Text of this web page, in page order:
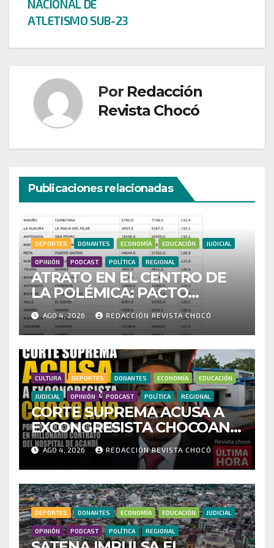
NACIONAL DE
ATLETISMO SUB-23
Por Redacción
Revista Chocó
Publicaciones relacionadas
DEPORTES DONANTES ECONOMÍA EDUCACIÓN JUDICIAL
OPINIÓN PODCAST POLÍTICA REGIONAL
ATRATO EN EL CENTRO DE
LA POLÉMICA: PACTO
HISTÓRICO CUESTIONA
CENSO ELECTORAL Y PIDE
INVESTIGAR PRESUNTO
FRAUDE
AGO 4, 2026 REDACCIÓN REVISTA CHOCÓ
CULTURA DEPORTES DONANTES ECONOMÍA EDUCACIÓN
JUDICIAL OPINIÓN PODCAST POLÍTICA REGIONAL
CORTE SUPREMA ACUSA A
EXCONGRESISTA CHOCOANO
POR PRESUNTAS
IRREGULARIDADES EN
MILLONARIO CONTRATO
DEL HOSPITAL DE ACANDÍ
AGO 4, 2026 REDACCIÓN REVISTA CHOCÓ
DEPORTES DONANTES ECONOMÍA EDUCACIÓN JUDICIAL
OPINIÓN PODCAST POLÍTICA REGIONAL